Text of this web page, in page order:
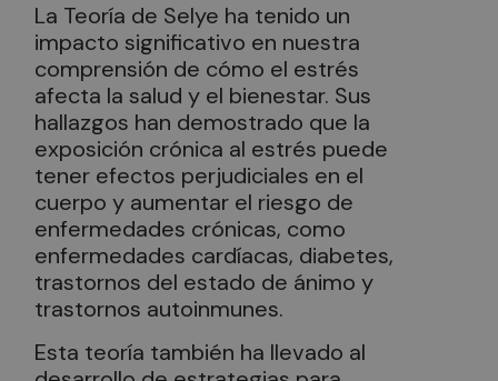
La Teoría de Selye ha tenido un
impacto significativo en nuestra
comprensión de cómo el estrés
afecta la salud y el bienestar. Sus
hallazgos han demostrado que la
exposición crónica al estrés puede
tener efectos perjudiciales en el
cuerpo y aumentar el riesgo de
enfermedades crónicas, como
enfermedades cardíacas, diabetes,
trastornos del estado de ánimo y
trastornos autoinmunes.
Esta teoría también ha llevado al